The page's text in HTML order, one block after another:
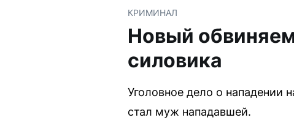
КРИМИНАЛ
Новый
силовика
Уголовное дело о нападении
стал муж нападавшей.